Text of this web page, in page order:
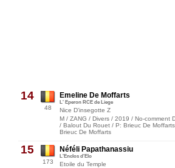
14
48
Emeline De Moffarts
L' Eperon RCE de Liege
Nice D'insegotte Z
M / ZANG / Divers / 2019 / No-comment
/ Balout Du Rouet / P: Brieuc De
Brieuc De Moffarts
15
173
Néféli Papathanassiu
L'Enclos d'Elo
Etoile du Temple